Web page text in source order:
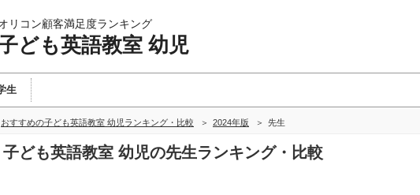
リコン顧客満足度ランキング
ども英語教室 幼児
生
おすすめの子ども英語教室 幼児ランキング・比較 2024年版 先生
子ども英語教室 幼児の先生ランキング・比較